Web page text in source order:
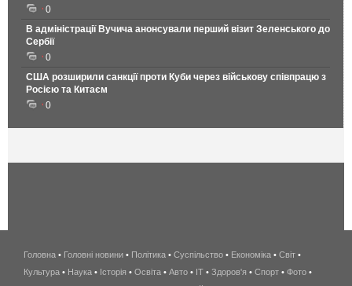
0
В адміністрації Вучича анонсували перший візит Зеленського до
Сербії
0
США розширили санкції проти Куби через військову співпрацю з
Росією та Китаєм
0
беспроводной
интернет
Головна • Головні новини • Політика • Суспільство • Економіка • Світ •
Культура • Наука • Історія • Освіта • Авто • IT • Здоров'я • Спорт • Фото •